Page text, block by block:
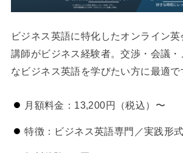
ビジネス英語に特化したオンライン
講師がビジネス経験者。交渉・会議
なビジネス英語を学びたい方に最適で
月額料金：13,200円（税込）〜
特徴：ビジネス英語専門／実践形